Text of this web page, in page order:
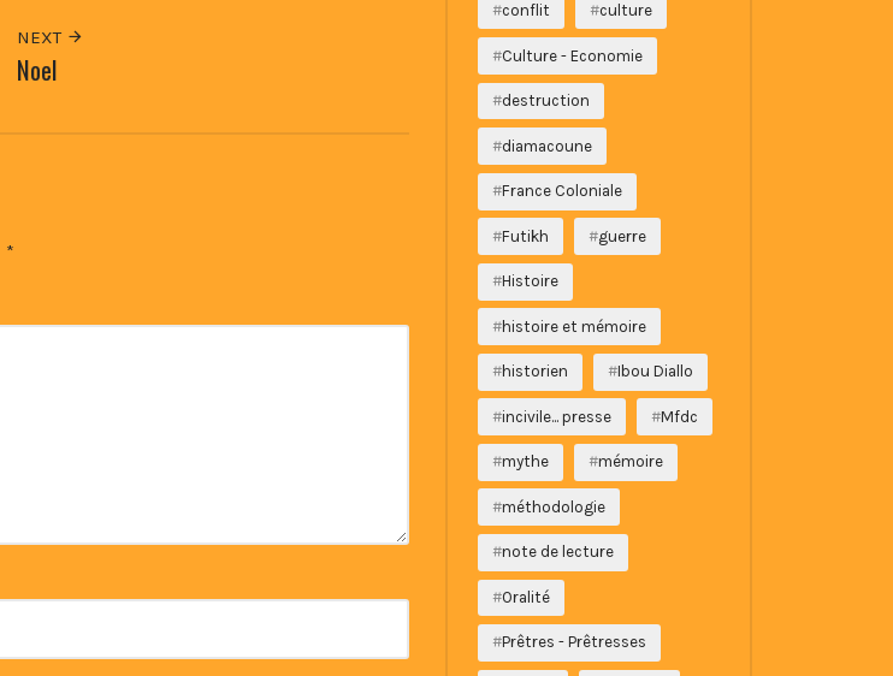
NEXT
Noel
*
conflit culture
Culture - Economie
destruction
diamacoune
France Coloniale
Futikh guerre
Histoire
histoire et mémoire
historien Ibou Diallo
incivile... presse Mfdc
mythe mémoire
méthodologie
note de lecture
Oralité
Prêtres - Prêtresses